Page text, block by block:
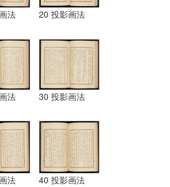
法 20 投影画法
法 30 投影画法
法 40 投影画法